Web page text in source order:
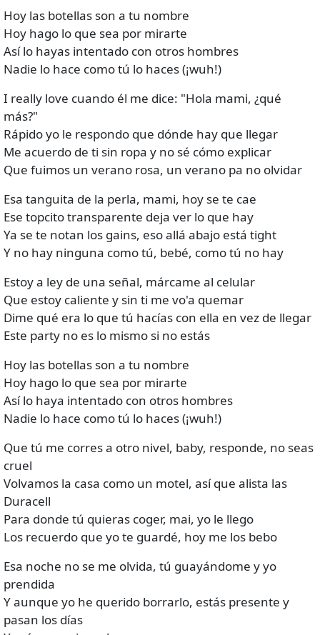
Hoy las botellas son a tu nombre
Hoy hago lo que sea por mirarte
Así lo hayas intentado con otros hombres
Nadie lo hace como tú lo haces (¡wuh!)
I really love cuando él me dice: "Hola mami, ¿qué
más?"
Rápido yo le respondo que dónde hay que llegar
Me acuerdo de ti sin ropa y no sé cómo explicar
Que fuimos un verano rosa, un verano pa no olvidar
Esa tanguita de la perla, mami, hoy se te cae
Ese topcito transparente deja ver lo que hay
Ya se te notan los gains, eso allá abajo está tight
Y no hay ninguna como tú, bebé, como tú no hay
Estoy a ley de una señal, márcame al celular
Que estoy caliente y sin ti me vo'a quemar
Dime qué era lo que tú hacías con ella en vez de llegar
Este party no es lo mismo si no estás
Hoy las botellas son a tu nombre
Hoy hago lo que sea por mirarte
Así lo haya intentado con otros hombres
Nadie lo hace como tú lo haces (¡wuh!)
Que tú me corres a otro nivel, baby, responde, no seas
cruel
Volvamos la casa como un motel, así que alista las
Duracell
Para donde tú quieras coger, mai, yo le llego
Los recuerdo que yo te guardé, hoy me los bebo
Esa noche no se me olvida, tú guayándome y yo
prendida
Y aunque yo he querido borrarlo, estás presente y
pasan los días